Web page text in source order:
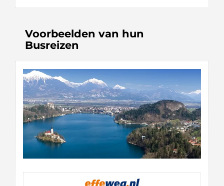
Voorbeelden van hun
Busreizen